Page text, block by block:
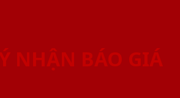
NHẬN BÁO GIÁ